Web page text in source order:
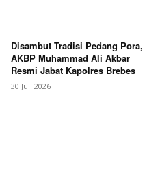
Disambut Tradisi Pedang Pora,
AKBP Muhammad Ali Akbar
Resmi Jabat Kapolres Brebes
30 Juli 2026